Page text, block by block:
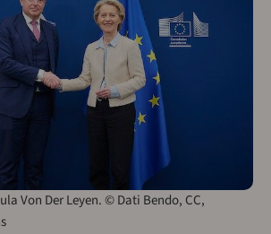
Von Der Leyen. © Dati Bendo, CC,